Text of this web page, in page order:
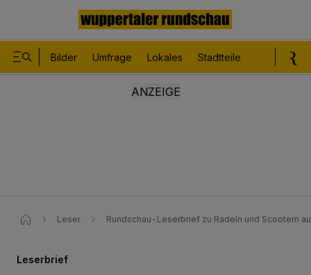
Bilder Umfrage Lokales Stadtteile
Leser Rundschau-Leserbrief zu Radeln und Scootern
Leserbrief